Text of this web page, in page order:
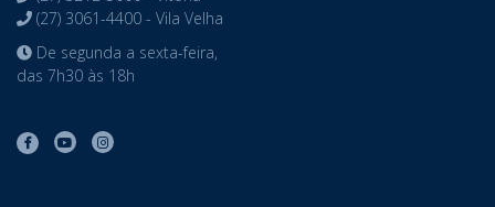
(27) 3061-4400 - Vila Velha
De segunda a sexta-feira,
das 7h30 às 18h